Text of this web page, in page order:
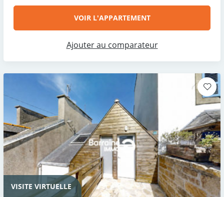
VOIR L'APPARTEMENT
Ajouter au comparateur
VISITE VIRTUELLE